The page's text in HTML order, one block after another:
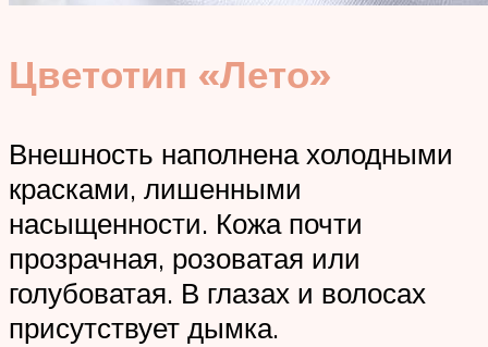
Цветотип «Лето»
Внешность наполнена холодными
красками, лишенными
насыщенности. Кожа почти
прозрачная, розоватая или
голубоватая. В глазах и волосах
присутствует дымка.